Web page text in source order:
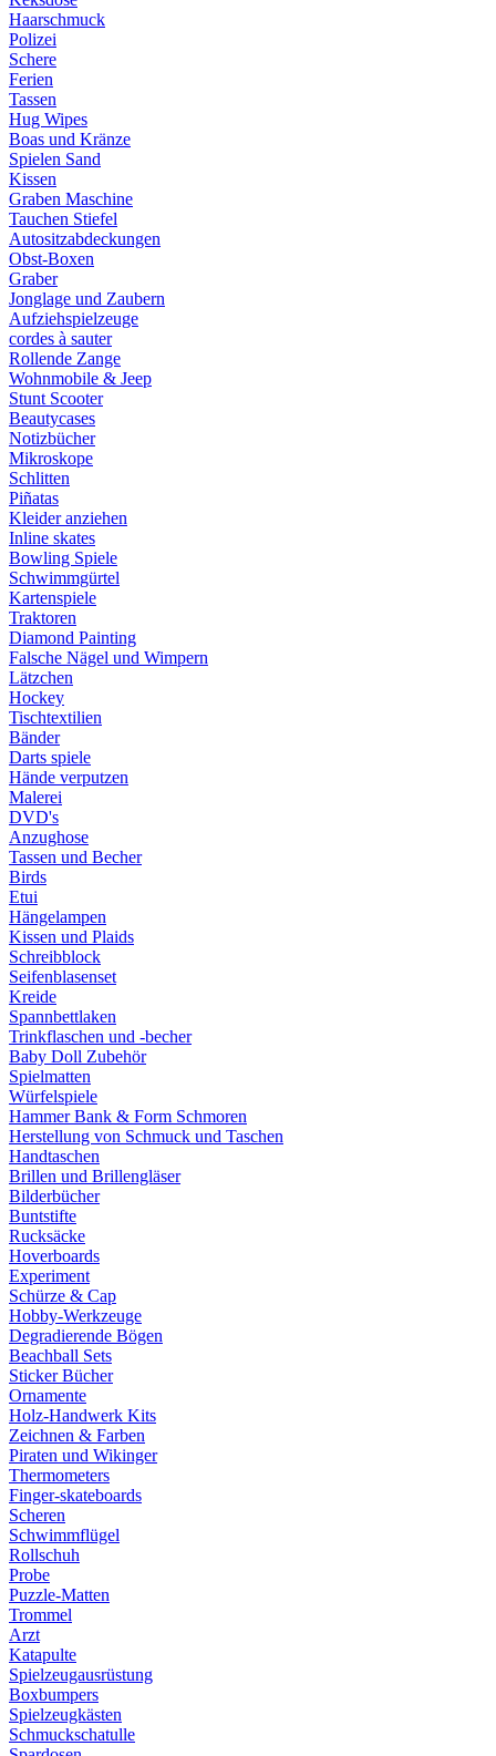
Haarschmuck
Polizei
Schere
Ferien
Tassen
Hug Wipes
Boas und Kränze
Spielen Sand
Kissen
Graben Maschine
Tauchen Stiefel
Autositzabdeckungen
Obst-Boxen
Graber
Jonglage und Zaubern
Aufziehspielzeuge
cordes à sauter
Rollende Zange
Wohnmobile & Jeep
Stunt Scooter
Beautycases
Notizbücher
Mikroskope
Schlitten
Piñatas
Kleider anziehen
Inline skates
Bowling Spiele
Schwimmgürtel
Kartenspiele
Traktoren
Diamond Painting
Falsche Nägel und Wimpern
Lätzchen
Hockey
Tischtextilien
Bänder
Darts spiele
Hände verputzen
Malerei
DVD's
Anzughose
Tassen und Becher
Birds
Etui
Hängelampen
Kissen und Plaids
Schreibblock
Seifenblasenset
Kreide
Spannbettlaken
Trinkflaschen und -becher
Baby Doll Zubehör
Spielmatten
Würfelspiele
Hammer Bank & Form Schmoren
Herstellung von Schmuck und Taschen
Handtaschen
Brillen und Brillengläser
Bilderbücher
Buntstifte
Rucksäcke
Hoverboards
Experiment
Schürze & Cap
Hobby-Werkzeuge
Degradierende Bögen
Beachball Sets
Sticker Bücher
Ornamente
Holz-Handwerk Kits
Zeichnen & Farben
Piraten und Wikinger
Thermometers
Finger-skateboards
Scheren
Schwimmflügel
Rollschuh
Probe
Puzzle-Matten
Trommel
Arzt
Katapulte
Spielzeugausrüstung
Boxbumpers
Spielzeugkästen
Schmuckschatulle